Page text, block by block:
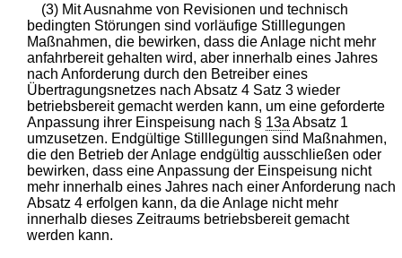
(3) Mit Ausnahme von Revisionen und technisch
bedingten Störungen sind vorläufige Stilllegungen
Maßnahmen, die bewirken, dass die Anlage nicht mehr
anfahrbereit gehalten wird, aber innerhalb eines Jahres
nach Anforderung durch den Betreiber eines
Übertragungsnetzes nach Absatz 4 Satz 3 wieder
betriebsbereit gemacht werden kann, um eine geforderte
Anpassung ihrer Einspeisung nach § 13a Absatz 1
umzusetzen. Endgültige Stilllegungen sind Maßnahmen,
die den Betrieb der Anlage endgültig ausschließen oder
bewirken, dass eine Anpassung der Einspeisung nicht
mehr innerhalb eines Jahres nach einer Anforderung nach
Absatz 4 erfolgen kann, da die Anlage nicht mehr
innerhalb dieses Zeitraums betriebsbereit gemacht
werden kann.